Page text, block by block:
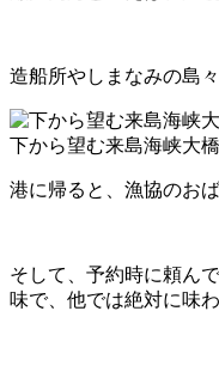
造船所やしまなみの島
下から望む来島海峡大橋
港に帰ると、漁協のお
そして、予約時に頼ん
味で、他では絶対に味